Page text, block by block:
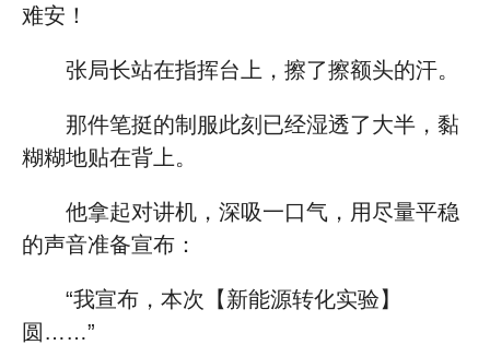
难安！
张局长站在指挥台上，擦了擦额头的汗。
那件笔挺的制服此刻已经湿透了大半，黏
糊糊地贴在背上。
他拿起对讲机，深吸一口气，用尽量平稳
的声音准备宣布：
“我宣布，本次【新能源转化实验】
圆……”